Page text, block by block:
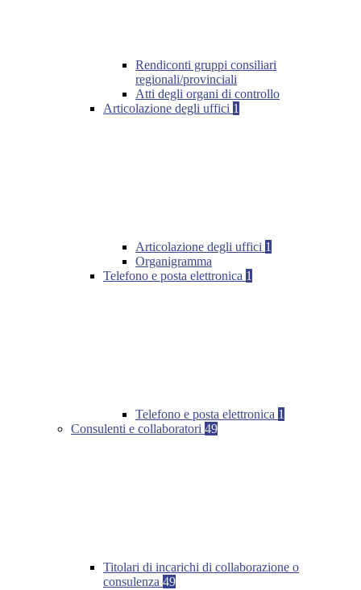
Rendiconti gruppi consiliari
regionali/provinciali
Atti degli organi di controllo
Articolazione degli uffici 1
Articolazione degli uffici 1
Organigramma
Telefono e posta elettronica 1
Telefono e posta elettronica 1
Consulenti e collaboratori 49
Titolari di incarichi di collaborazione o
consulenza 49